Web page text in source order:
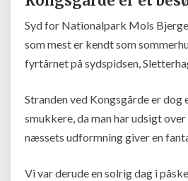
Syd for Nationalpark Mols
som mest er kendt som
fyrtårnet på sydspidsen,
Stranden ved Kongsgårde er dog
smukkere, da man har udsigt
næssets udformning giver en
Vi var derude en solrig dag i